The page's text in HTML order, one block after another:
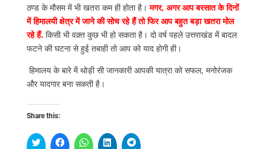
ठण्ड के मौसम में भी खतरा कम ही होता है।मगर, अगर आप बरसात के दिनों
में हिमालयी क्षेत्र में जाने की सोच रहे हैं तो फिर आप बहुत बड़ा खतरा मोल
रहे हैं.किसी भी वक़्त कुछ भी हो सकता है। दो वर्ष पहले उत्तराखंड में बादल
फटने की घटना से हुई तबाही तो आप को याद होगी ही।
हिमालय के बारे में थोड़ी सी जानकारी आपकी यात्रा को सफल, मनोरंजक
और यादगार बना सकती है।
Share this: